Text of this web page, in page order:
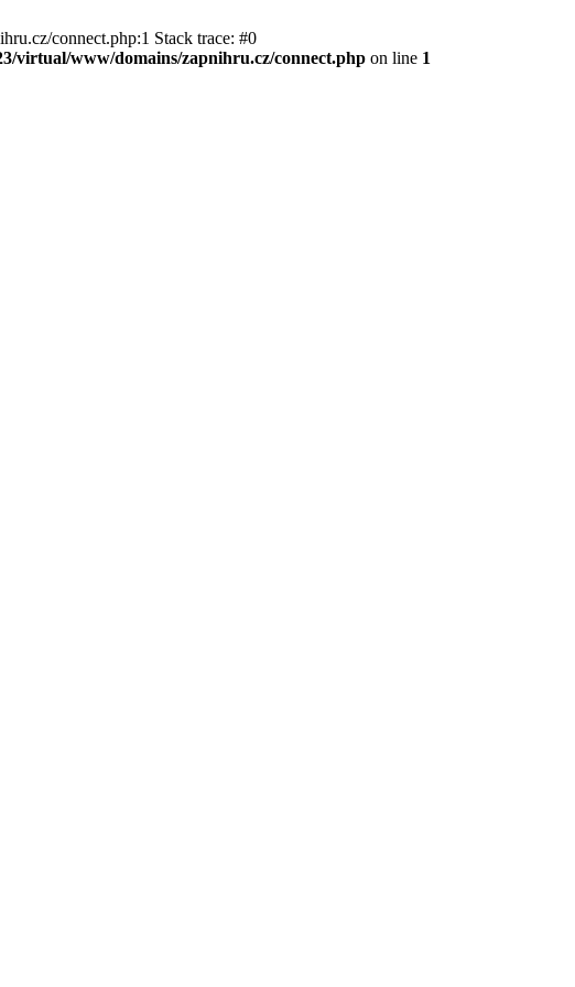
connect.php:1 Stack trace: #0
virtual/www/domains/zapnihru.cz/connect.php on line 1